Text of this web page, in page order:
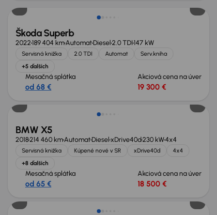
Škoda Superb
2022189 404 kmAutomatDiesel2.0 TDI147 kW
Servisná knižka 2.0 TDI Automat
Serv.kniha
+5 ďalších
Mesačná splátka
od 68 €
Akciová cena na úver
19 300 €
Zlacnené o 1 000 €
BMW X5
2018214 460 kmAutomatDiesel xDrive40d230 kW4x4
Servisná knižka Kúpené nové v SR xDrive40d
4x4
+8 ďalších
Mesačná splátka
od 65 €
Akciová cena na úver
18 500 €